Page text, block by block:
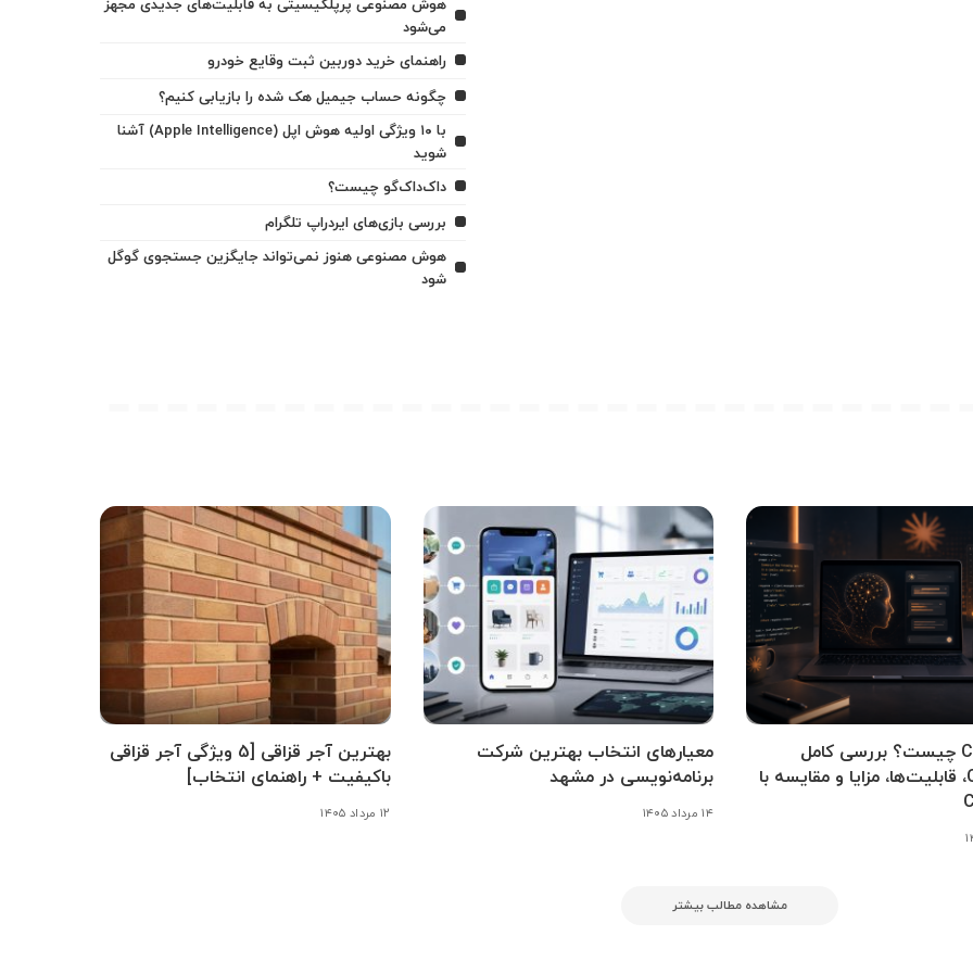
هوش مصنوعی پرپلکیسیتی به قابلیت‌های جدیدی مجهز
می‌شود
راهنمای خرید دوربین ثبت وقایع خودرو
چگونه حساب جیمیل هک شده را بازیابی کنیم؟
با ۱۰ ویژگی اولیه هوش اپل (Apple Intelligence) آشنا
شوید
داک‌داک‌گو چیست؟
بررسی بازی‌های ایردراپ تلگرام
هوش مصنوعی هنوز نمی‌تواند جایگزین جستجوی گوگل
شود
Claude AI چیست؟ بررسی کامل
Claude 4، قابلیت‌ها، مزایا و مقایسه با
معیارهای انتخاب بهترین شرکت
برنامه‌نویسی در مشهد
۱۴ مرداد ۱۴۰۵
بهترین آجر قزاقی [5 ویژگی آجر قزاقی
باکیفیت + راهنمای انتخاب]
۱۲ مرداد ۱۴۰۵
مشاهده مطالب بیشتر